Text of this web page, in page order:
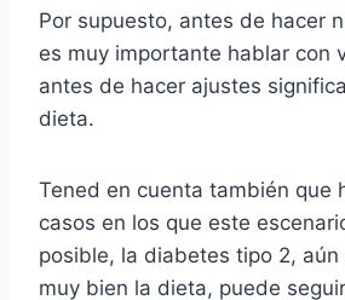
Por supuesto, antes de hacer
es muy importante hablar con
antes de hacer ajustes
dieta.
Tened en cuenta también que
casos en los que este
posible, la diabetes tipo 2,
muy bien la dieta, puede